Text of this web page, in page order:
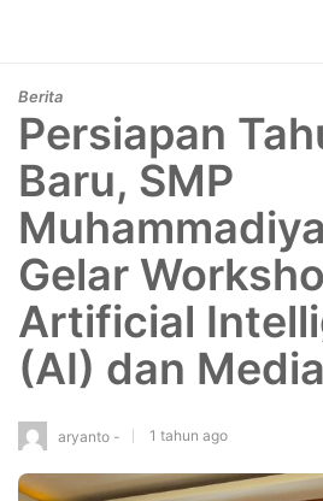
Berita
Persiapan
Baru, SMP
Gelar
Artificial
(AI) dan
aryanto - 1 tahun ago